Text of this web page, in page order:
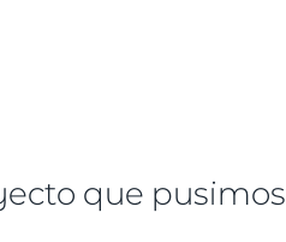
que pusimos